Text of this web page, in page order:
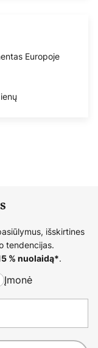
Europoje
išskirtines
tendencijas.
% nuolaidą*.
Įmonė